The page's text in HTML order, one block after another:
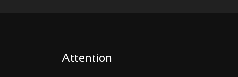
Attention